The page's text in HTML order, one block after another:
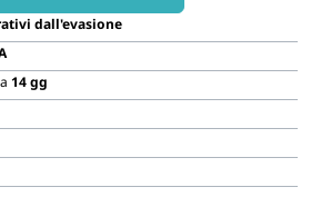
dall'evasione
14 gg